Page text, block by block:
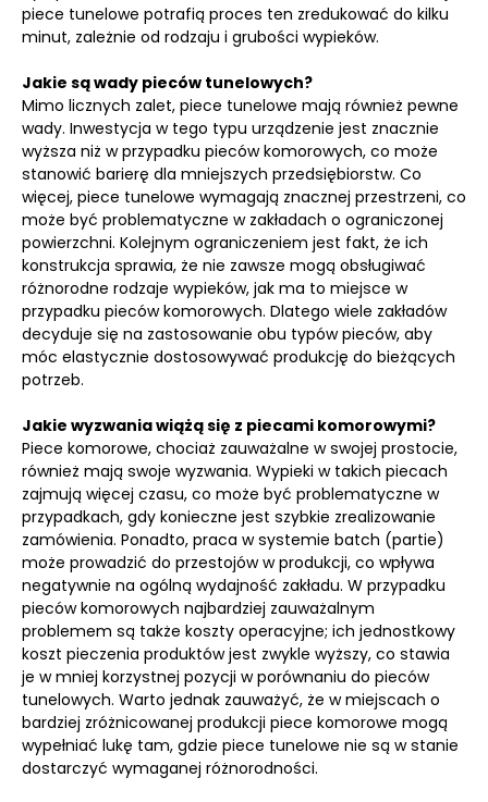
piece tunelowe potrafią proces ten zredukować do kilku
minut, zależnie od rodzaju i grubości wypieków.
Jakie są wady pieców tunelowych?
Mimo licznych zalet, piece tunelowe mają również pewne
wady. Inwestycja w tego typu urządzenie jest znacznie
wyższa niż w przypadku pieców komorowych, co może
stanowić barierę dla mniejszych przedsiębiorstw. Co
więcej, piece tunelowe wymagają znacznej przestrzeni, co
może być problematyczne w zakładach o ograniczonej
powierzchni. Kolejnym ograniczeniem jest fakt, że ich
konstrukcja sprawia, że nie zawsze mogą obsługiwać
różnorodne rodzaje wypieków, jak ma to miejsce w
przypadku pieców komorowych. Dlatego wiele zakładów
decyduje się na zastosowanie obu typów pieców, aby
móc elastycznie dostosowywać produkcję do bieżących
potrzeb.
Jakie wyzwania wiążą się z piecami komorowymi?
Piece komorowe, chociaż zauważalne w swojej prostocie,
również mają swoje wyzwania. Wypieki w takich piecach
zajmują więcej czasu, co może być problematyczne w
przypadkach, gdy konieczne jest szybkie zrealizowanie
zamówienia. Ponadto, praca w systemie batch (partie)
może prowadzić do przestojów w produkcji, co wpływa
negatywnie na ogólną wydajność zakładu. W przypadku
pieców komorowych najbardziej zauważalnym
problemem są także koszty operacyjne; ich jednostkowy
koszt pieczenia produktów jest zwykle wyższy, co stawia
je w mniej korzystnej pozycji w porównaniu do pieców
tunelowych. Warto jednak zauważyć, że w miejscach o
bardziej zróżnicowanej produkcji piece komorowe mogą
wypełniać lukę tam, gdzie piece tunelowe nie są w stanie
dostarczyć wymaganej różnorodności.